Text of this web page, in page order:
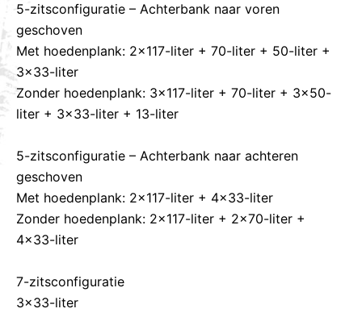
5-zitsconfiguratie – Achterbank naar voren
geschoven
Met hoedenplank: 2×117-liter + 70-liter + 50-liter +
3×33-liter
Zonder hoedenplank: 3×117-liter + 70-liter + 3×50-
liter + 3×33-liter + 13-liter
5-zitsconfiguratie – Achterbank naar achteren
geschoven
Met hoedenplank: 2×117-liter + 4×33-liter
Zonder hoedenplank: 2×117-liter + 2×70-liter +
4×33-liter
7-zitsconfiguratie
3×33-liter